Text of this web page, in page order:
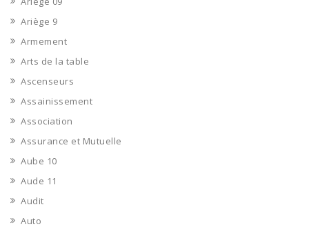
Ariège 9
Armement
Arts de la table
Ascenseurs
Assainissement
Association
Assurance et Mutuelle
Aube 10
Aude 11
Audit
Auto